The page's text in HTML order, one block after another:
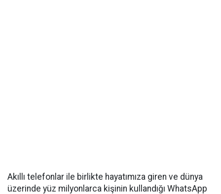
Akıllı telefonlar ile birlikte hayatımıza giren ve dünya
üzerinde yüz milyonlarca kişinin kullandığı WhatsApp